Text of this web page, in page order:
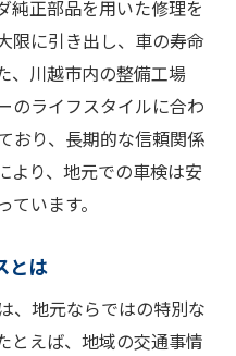
純正部品を用いた修理を
限に引き出し、車の寿命
、川越市内の整備工場
のライフスタイルに合わ
おり、長期的な信頼関係
より、地元での車検は安
います。
とは
、地元ならではの特別な
とえば、地域の交通事情